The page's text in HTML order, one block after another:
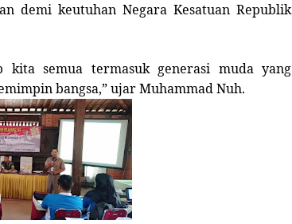
demi keutuhan Negara Kesatuan Republik
kita semua termasuk generasi muda yang
bangsa,” ujar Muhammad Nuh.